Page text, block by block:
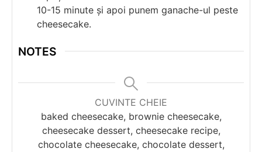
10-15 minute și apoi punem ganache-ul peste
cheesecake.
NOTES
CUVINTE CHEIE
baked cheesecake, brownie cheesecake,
cheesecake dessert, cheesecake recipe,
chocolate cheesecake, chocolate dessert,